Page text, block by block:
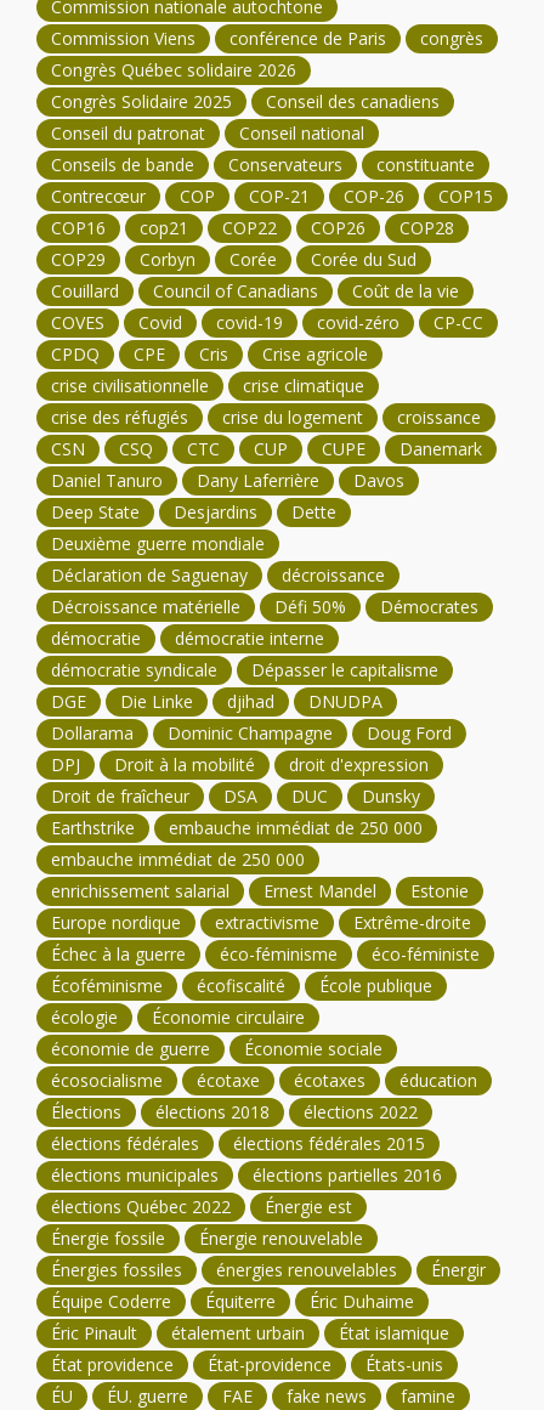
Commission nationale autochtone
Commission Viens
conférence de Paris
congrès
Congrès Québec solidaire 2026
Congrès Solidaire 2025
Conseil des canadiens
Conseil du patronat
Conseil national
Conseils de bande
Conservateurs
constituante
Contrecœur
COP COP-21 COP-26
COP15
COP16
cop21 COP22 COP26
COP28
COP29
Corbyn Corée
Corée du Sud
Couillard
Council of Canadians
Coût de la vie
COVES
Covid covid-19 covid-zéro
CP-CC
CPDQ
CPE Cris
Crise agricole
crise civilisationnelle
crise climatique
crise des réfugiés
crise du logement
croissance
CSN
CSQ CTC CUP CUPE
Danemark
Daniel Tanuro
Dany Laferrière
Davos
Deep State
Desjardins
Dette
Deuxième guerre mondiale
Déclaration de Saguenay
décroissance
Décroissance matérielle
Défi 50%
Démocrates
démocratie
démocratie interne
démocratie syndicale
Dépasser le capitalisme
DGE
Die Linke djihad
DNUDPA
Dollarama
Dominic Champagne
Doug Ford
DPJ
Droit à la mobilité
droit d'expression
Droit de fraîcheur
DSA DUC
Dunsky
Earthstrike
embauche immédiat de 250 000
embauche immédiat de 250 000
enrichissement salarial
Ernest Mandel
Estonie
Europe nordique
extractivisme
Extrême-droite
Échec à la guerre
éco-féminisme
éco-féministe
Écoféminisme
écofiscalité
École publique
écologie
Économie circulaire
économie de guerre
Économie sociale
écosocialisme
écotaxe écotaxes
éducation
Élections
élections 2018
élections 2022
élections fédérales
élections fédérales 2015
élections municipales
élections partielles 2016
élections Québec 2022
Énergie est
Énergie fossile
Énergie renouvelable
Énergies fossiles
énergies renouvelables
Énergir
Équipe Coderre
Équiterre
Éric Duhaime
Éric Pinault
étalement urbain
État islamique
État providence
État-providence
États-unis
ÉU
ÉU. guerre FAE fake news famine